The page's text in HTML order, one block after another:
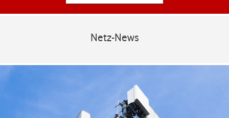
Netz-News